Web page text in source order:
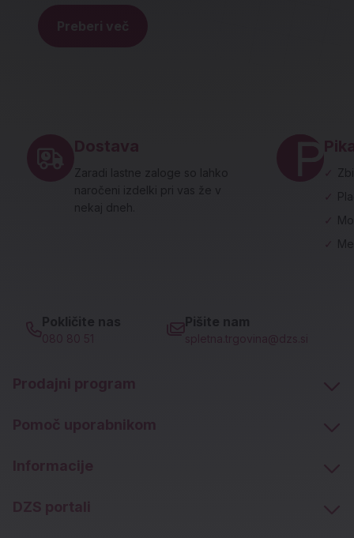
Preberi več
Zaradi lastne zaloge so lahko
naročeni izdelki pri vas že v
nekaj dneh.
Pokličite nas
080 80 51
Pišite nam
spletna.trgovina@dzs.si
Prodajni program
Pomoč uporabnikom
Informacije
DZS portali